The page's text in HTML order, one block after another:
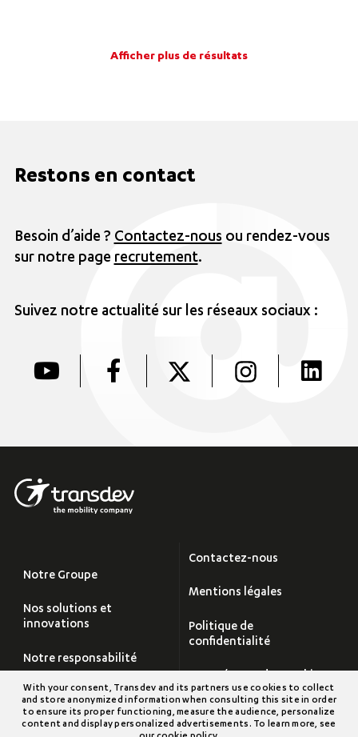
Afficher plus de résultats
Restons en contact
Besoin d’aide ?Contactez-nousou rendez-vous
sur notre pagerecrutement.
Suivez notre actualité sur les réseaux sociaux :
Notre Groupe
Nos solutions et
innovations
Notre responsabilité
Carrières
Salle de Presse
Contactez-nous
Mentions légales
Politique de
confidentialité
Plan du site
With your consent, Transdev and its partners use cookies to collect
and store anonymized information when consulting this site in order
to ensure its proper functioning, measure the audience, personalize
content and display personalized advertisements. To learn more, see